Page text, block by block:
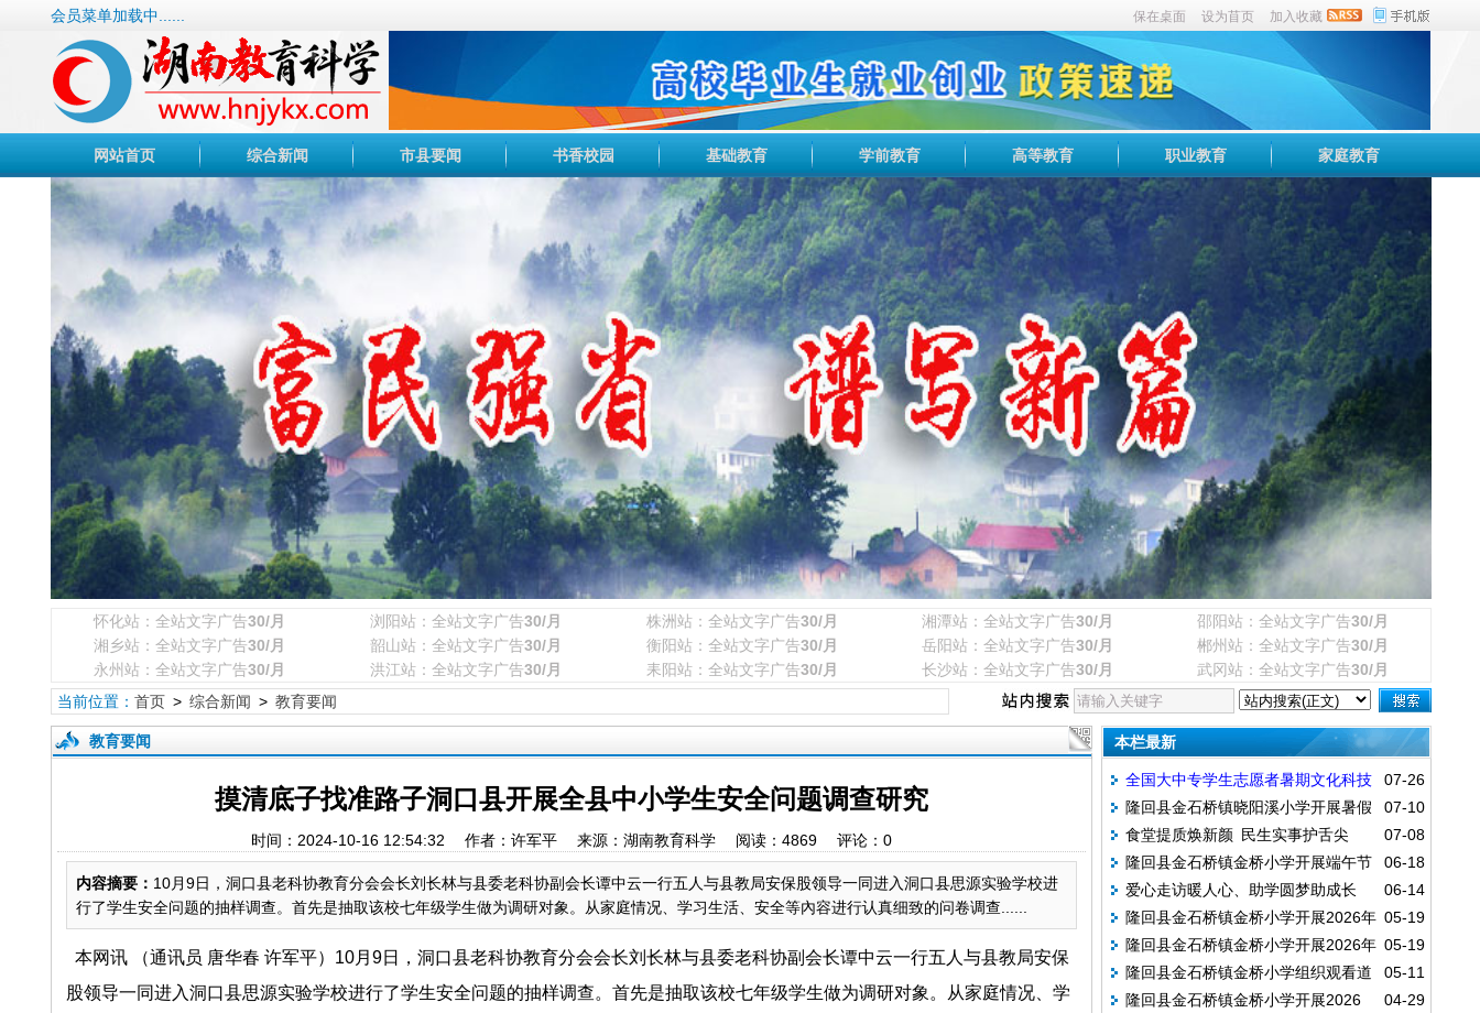
会员菜单加载中...... 保在桌面 设为苜页 加入收藏
网站首页 综合新闻 市县要闻 书香校园 基础教育 学前教育 高等教育 职业教育 家庭教育
怀化站：全站文字广告30/月 浏阳站：全站文字广告30/月 株洲站：全站文字广告30/月 湘潭站：全站文字广告30/月 邵阳站：全站文字广告30/月
湘乡站：全站文字广告30/月 韶山站：全站文字广告30/月 衡阳站：全站文字广告30/月 岳阳站：全站文字广告30/月 郴州站：全站文字广告30/月
永州站：全站文字广告30/月 洪江站：全站文字广告30/月 耒阳站：全站文字广告30/月 长沙站：全站文字广告30/月 武冈站：全站文字广告30/月
当前位置： 首页> 综合新闻 > 教育要闻
教育要闻
摸清底子找准路子洞口县开展全县中小学生安全问题调查研究
时间：2024-10-16 12:54:32 作者：许军平 来源：湖南教育科学 阅读： 4869评论： 0
内容摘要： 10月9日，洞口县老科协教育分会会长刘长林与县委老科协副会长谭中云一行五人与县教局安保股领导一同进入洞口县思源实验学校进
行了学生安全问题的抽样调查。首先是抽取该校七年级学生做为调研对象。从家庭情况、学习生活、安全等內容进行认真细致的问卷调查......
本网讯 （通讯员 唐华春 许军平） 10月 9日，洞口县老科协教育分会会长刘长林与县委老科协副会长谭中云一行五人与县教局安保
股领导一同进入洞口县思源实验学校进行了学生安全问题的抽样调查。首先是抽取该校七年级学生做为调研对象。从家庭情况、学
本栏最新
07-26
全国大中专学生志愿者暑期文化科技
卫生“三下乡”社会实践活动
07-10
隆回县金石桥镇晓阳溪小学开展暑假
前全员安全教育活动
07-08
食堂提质焕新颜 民生实事护舌尖
——洪茂中学完成食堂设备升级改造
06-18
隆回县金石桥镇金桥小学开展端午节
假前安全教育主题活动
06-14
爱心走访暖人心、助学圆梦助成长
——爱心人士走访困难受助学生家庭 05-19
隆回县金石桥镇金桥小学开展2026年
上学期禁毒主题班会活动
05-19
隆回县金石桥镇金桥小学开展2026年
上学期防溺水主题班会活动
05-11
隆回县金石桥镇金桥小学组织观看道
路交通安全警示片-莫拿生命去尝试
04-29
隆回县金石桥镇金桥小学开展2026